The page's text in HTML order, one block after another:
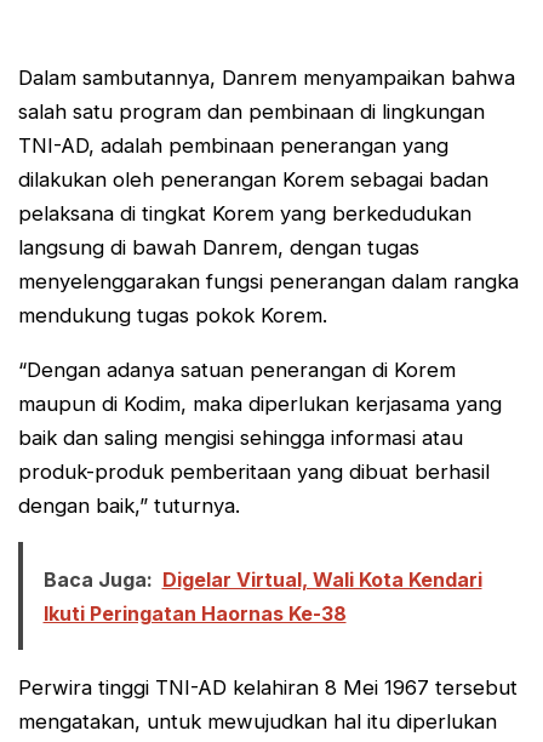
Dalam sambutannya, Danrem menyampaikan bahwa
salah satu program dan pembinaan di lingkungan
TNI-AD, adalah pembinaan penerangan yang
dilakukan oleh penerangan Korem sebagai badan
pelaksana di tingkat Korem yang berkedudukan
langsung di bawah Danrem, dengan tugas
menyelenggarakan fungsi penerangan dalam rangka
mendukung tugas pokok Korem.
“Dengan adanya satuan penerangan di Korem
maupun di Kodim, maka diperlukan kerjasama yang
baik dan saling mengisi sehingga informasi atau
produk-produk pemberitaan yang dibuat berhasil
dengan baik,” tuturnya.
Baca Juga: Digelar Virtual, Wali Kota Kendari
Ikuti Peringatan Haornas Ke-38
Perwira tinggi TNI-AD kelahiran 8 Mei 1967 tersebut
mengatakan, untuk mewujudkan hal itu diperlukan